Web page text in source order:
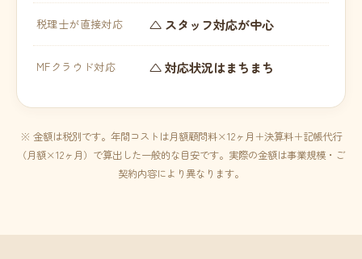
税理士が直接対応 △ スタッフ対応が中心
MFクラウド対応 △ 対応状況はまちまち
※ 金額は税別です。年間コストは月額顧問料×12ヶ月＋決算料＋記帳代行
（月額×12ヶ月）で算出した一般的な目安です。実際の金額は事業規模・ご
契約内容により異なります。